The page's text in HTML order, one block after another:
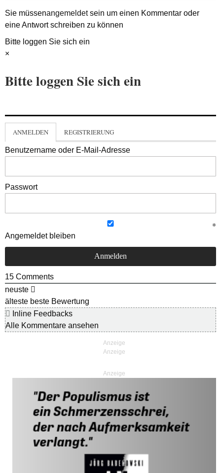
Sie müssenangemeldetsein um einen Kommentar oder
eine Antwort schreiben zu können
Bitte loggen Sie sich ein
×
Bitte loggen Sie sich ein
ANMELDEN REGISTRIERUNG
Benutzername oder E-Mail-Adresse
Passwort
Angemeldet bleiben
15 Comments
neuste
älteste beste Bewertung
Inline Feedbacks
Alle Kommentare ansehen
Anzeige